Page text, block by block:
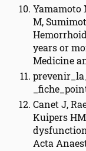
Yamamoto
M,
years or
Medicine
Canet J,
Kuipers
Acta